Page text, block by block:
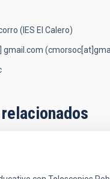
(IES El Calero)
gmail.com